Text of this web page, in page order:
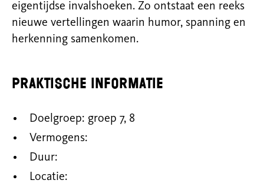
eigentijdse invalshoeken. Zo ontstaat een reeks
nieuwe vertellingen waarin humor, spanning en
herkenning samenkomen.
Praktische informatie
Doelgroep: groep 7, 8
Vermogens:
Duur:
Locatie: